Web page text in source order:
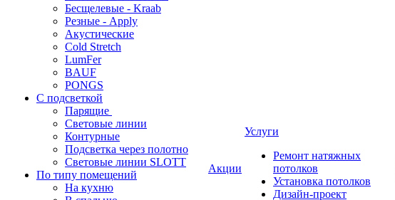
Бесщелевые - Kraab
Резные - Apply
Акустические
Cold Stretch
LumFer
BAUF
PONGS
С подсветкой
Парящие
Световые линии
Контурные
Подсветка через полотно
Световые линии SLOTT
По типу помещений
На кухню
Акции
Услуги
Ремонт натяжных
потолков
Установка потолков
Дизайн-проект